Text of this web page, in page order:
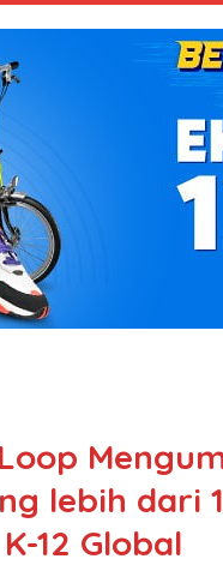
lebih dari
12 Global